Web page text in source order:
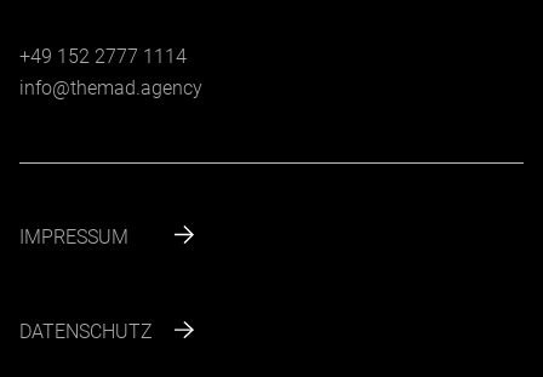
+49 152 2777 1114
info@themad.agency
IMPRESSUM
DATENSCHUTZ